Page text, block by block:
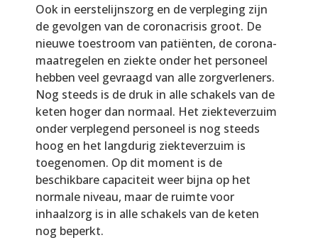
Ook in eerstelijnszorg en de verpleging zijn
de gevolgen van de coronacrisis groot. De
nieuwe toestroom van patiënten, de corona-
maatregelen en ziekte onder het personeel
hebben veel gevraagd van alle zorgverleners.
Nog steeds is de druk in alle schakels van de
keten hoger dan normaal. Het ziekteverzuim
onder verplegend personeel is nog steeds
hoog en het langdurig ziekteverzuim is
toegenomen. Op dit moment is de
beschikbare capaciteit weer bijna op het
normale niveau, maar de ruimte voor
inhaalzorg is in alle schakels van de keten
nog beperkt.